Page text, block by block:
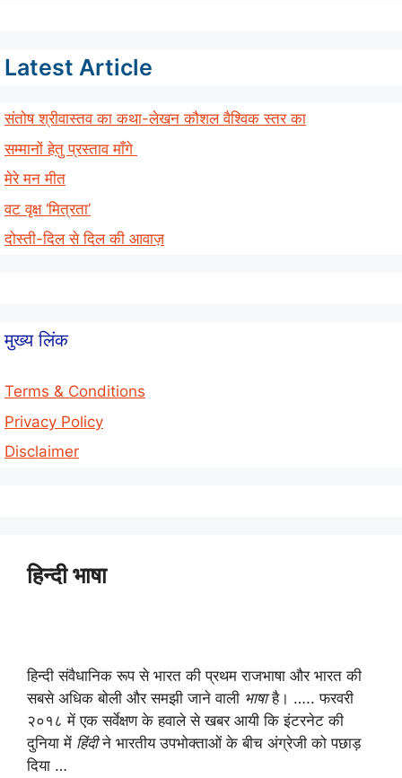
Latest Article
संतोष श्रीवास्तव का कथा-लेखन कौशल वैश्विक स्तर का
सम्मानों हेतु प्रस्ताव माँगे
मेरे मन मीत
वट वृक्ष ‘मित्रता’
दोस्ती-दिल से दिल की आवाज़
मुख्य लिंक
Terms & Conditions
Privacy Policy
Disclaimer
हिन्दी भाषा
हिन्दी संवैधानिक रूप से भारत की प्रथम राजभाषा और भारत की
सबसे अधिक बोली और समझी जाने वाली भाषाहै। ….. फरवरी
२०१८ में एक सर्वेक्षण के हवाले से खबर आयी कि इंटरनेट की
दुनिया में हिंदीने भारतीय उपभोक्ताओं के बीच अंग्रेजी को पछाड़
दिया …